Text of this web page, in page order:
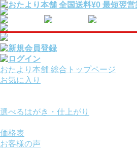
おたより本舗 総合トップページ
お気に入り
選べるはがき・仕上がり
価格表
お客様の声